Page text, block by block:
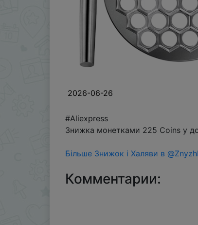
2026-06-26
#Aliexpress
Знижка монетками 225 Coins у
Більше Знижок і Халяви в
Комментарии: